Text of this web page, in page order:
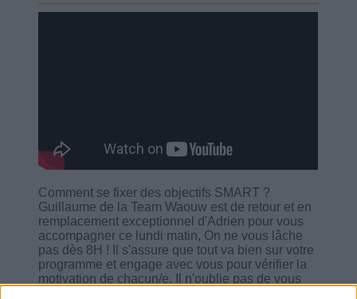
Comment se fixer des objectifs SMART ?
Guillaume de la Team Waouw est de retour et en
remplacement exceptionnel d'Adrien pour vous
accompagner ce lundi matin, On ne vous lâche
pas dès 8H ! Il s'assure que tout va bien sur votre
programme et engage avec vous pour vérifier la
motivation de chacun/e. Il n'oublie pas de vous